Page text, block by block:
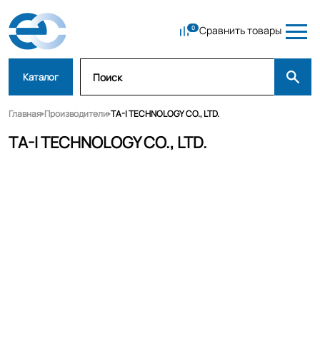
Сравнить товары
Каталог
Главная Производители TA-I TECHNOLOGY CO., LTD.
TA-I TECHNOLOGY CO., LTD.